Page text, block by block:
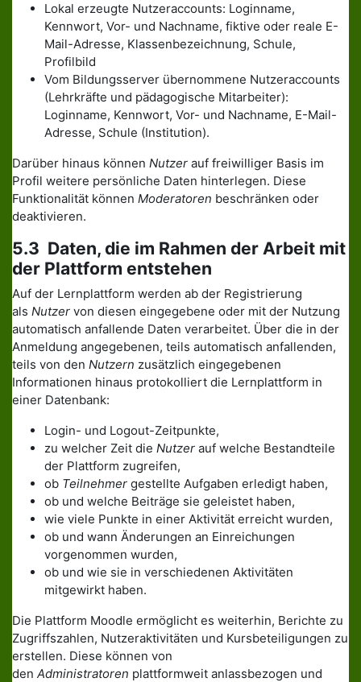
Lokal erzeugte Nutzeraccounts: Loginname,
Kennwort, Vor- und Nachname, fiktive oder reale E-
Mail-Adresse, Klassenbezeichnung, Schule,
Profilbild
Vom Bildungsserver übernommene Nutzeraccounts
(Lehrkräfte und pädagogische Mitarbeiter):
Loginname, Kennwort, Vor- und Nachname, E-Mail-
Adresse, Schule (Institution).
Darüber hinaus können Nutzer auf freiwilliger Basis im
Profil weitere persönliche Daten hinterlegen. Diese
Funktionalität können Moderatoren beschränken oder
deaktivieren.
5.3 Daten, die im Rahmen der Arbeit mit
der Plattform entstehen
Auf der Lernplattform werden ab der Registrierung
als Nutzer von diesen eingegebene oder mit der Nutzung
automatisch anfallende Daten verarbeitet. Über die in der
Anmeldung angegebenen, teils automatisch anfallenden,
teils von den Nutzern zusätzlich eingegebenen
Informationen hinaus protokolliert die Lernplattform in
einer Datenbank:
Login- und Logout-Zeitpunkte,
zu welcher Zeit die Nutzer auf welche Bestandteile
der Plattform zugreifen,
ob Teilnehmer gestellte Aufgaben erledigt haben,
ob und welche Beiträge sie geleistet haben,
wie viele Punkte in einer Aktivität erreicht wurden,
ob und wann Änderungen an Einreichungen
vorgenommen wurden,
ob und wie sie in verschiedenen Aktivitäten
mitgewirkt haben.
Die Plattform Moodle ermöglicht es weiterhin, Berichte zu
Zugriffszahlen, Nutzeraktivitäten und Kursbeteiligungen zu
erstellen. Diese können von
den Administratoren plattformweit anlassbezogen und